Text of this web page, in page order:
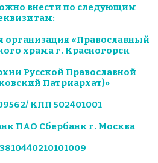
внести по следующим
организация «Православный
храма г. Красногорск
Русской Православной
Патриархат)»
КПП 502401001
ПАО Сбербанк г. Москва